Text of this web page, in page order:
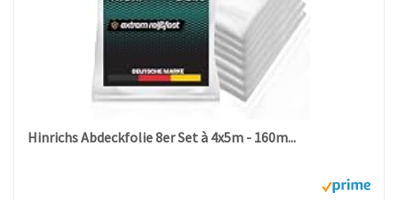
Hinrichs Abdeckfolie 8er Set à 4x5m - 160m...